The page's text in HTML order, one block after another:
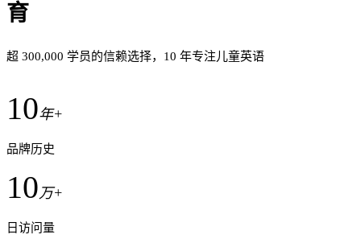
育
超 300,000 学员的信赖选择，10 年专注儿童英语
10年+
品牌历史
10万+
日访问量